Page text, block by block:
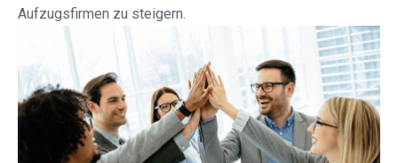
Aufzugsfirmen zu steigern.